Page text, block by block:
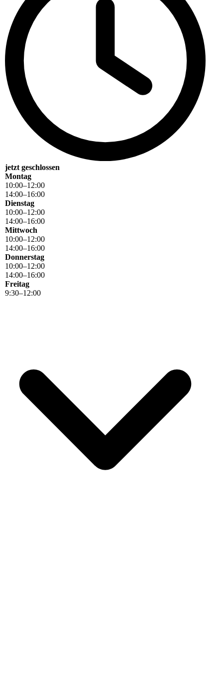
jetzt geschlossen
Montag
10:00–12:00
14:00–16:00
Dienstag
10:00–12:00
14:00–16:00
Mittwoch
10:00–12:00
14:00–16:00
Donnerstag
10:00–12:00
14:00–16:00
Freitag
9:30–12:00